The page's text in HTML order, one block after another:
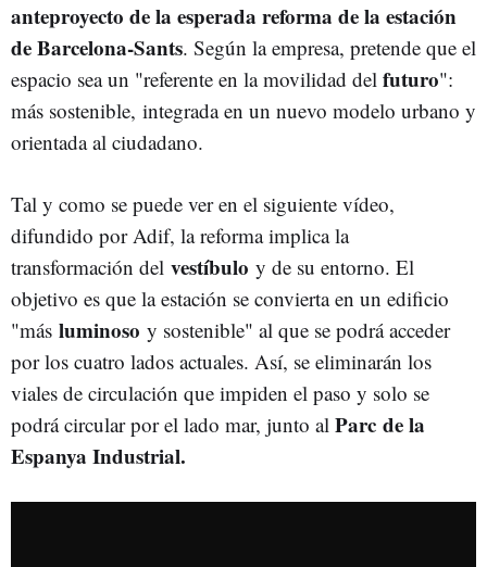
anteproyecto de la esperada reforma de la estación
de Barcelona-Sants. Según la empresa, pretende que el
espacio sea un "referente en la movilidad del futuro":
más sostenible, integrada en un nuevo modelo urbano y
orientada al ciudadano.
Tal y como se puede ver en el siguiente vídeo,
difundido por Adif, la reforma implica la
transformación del vestíbulo y de su entorno. El
objetivo es que la estación se convierta en un edificio
"más luminoso y sostenible" al que se podrá acceder
por los cuatro lados actuales. Así, se eliminarán los
viales de circulación que impiden el paso y solo se
podrá circular por el lado mar, junto al Parc de la
Espanya Industrial.